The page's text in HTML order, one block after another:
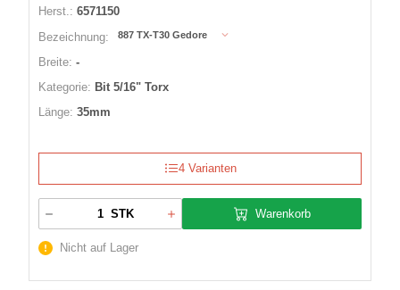
Herst.: 6571150
Bezeichnung:
887 TX-T30 Gedore
Breite: -
Kategorie: Bit 5/16" Torx
Länge: 35mm
4 Varianten
STK Warenkorb
Nicht auf Lager